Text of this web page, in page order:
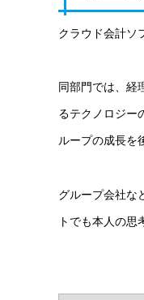
クラウド会計ソ
同部門では、経
るテクノロジー
ループの成長を
グループ会社な
トでも本人の思